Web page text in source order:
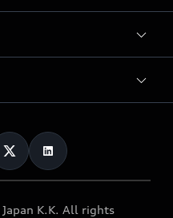
Japan K.K. All rights